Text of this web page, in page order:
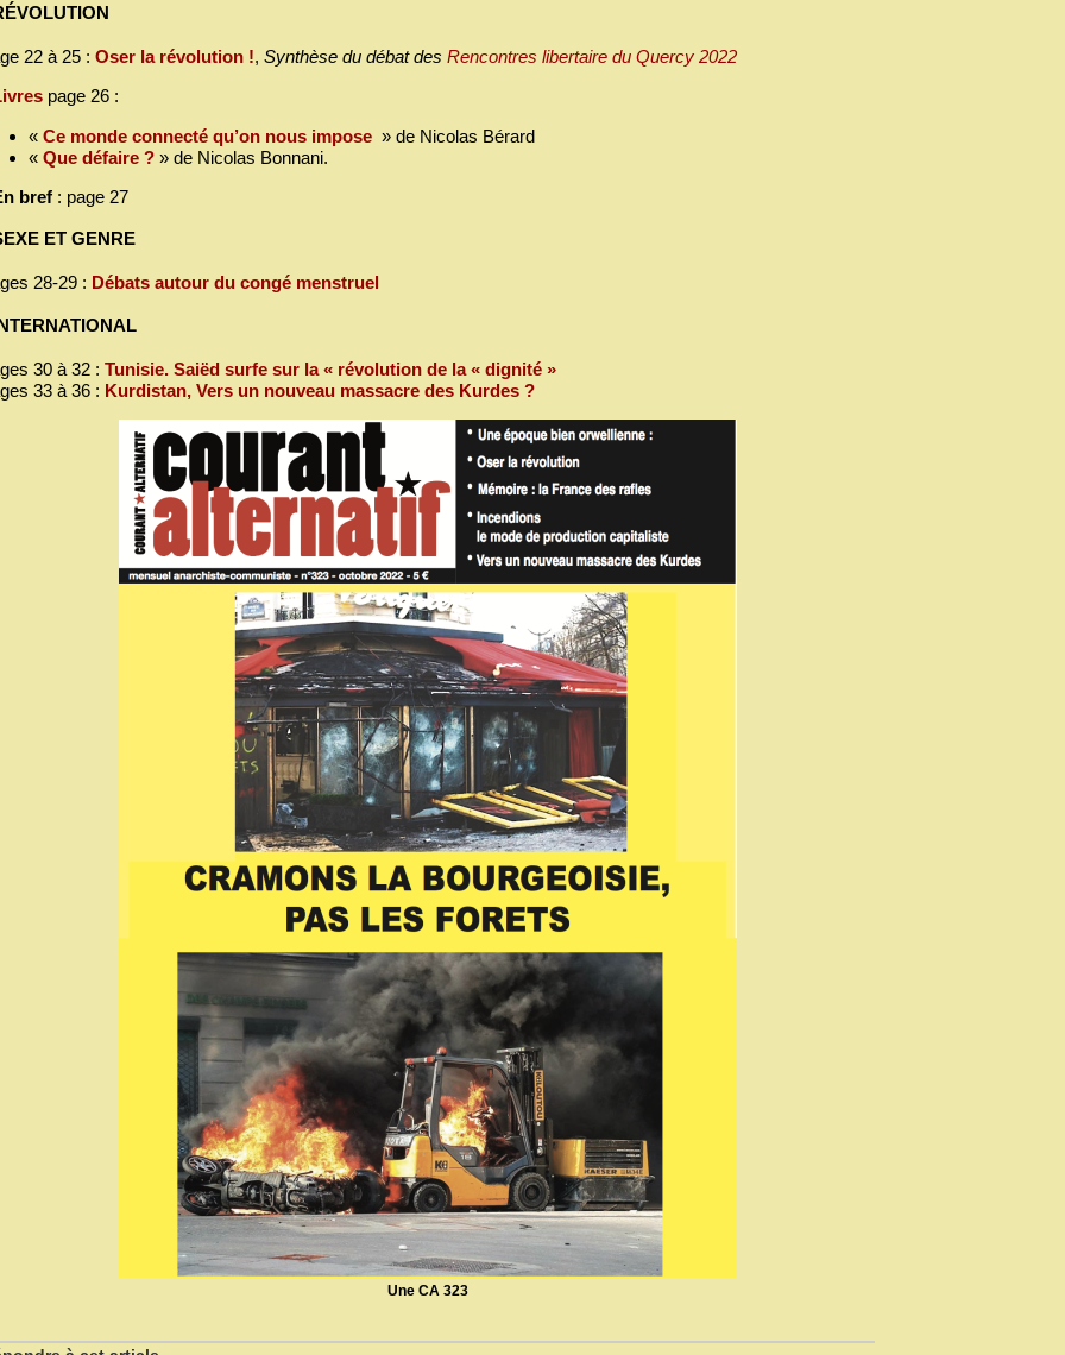
22 à 25 : Oser la révolution !, Synthèse du débat des Rencontres libertaire du Quercy 2022
page 26 :
« Ce monde connecté qu’on nous impose » de Nicolas Bérard
« Que défaire ? » de Nicolas Bonnani.
bref : page 27
ET GENRE
28-29 : Débats autour du congé menstruel
30 à 32 : Tunisie. Saiëd surfe sur la « révolution de la « dignité »
33 à 36 : Kurdistan, Vers un nouveau massacre des Kurdes ?
Une CA 323